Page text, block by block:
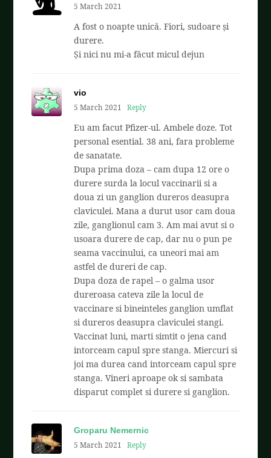
5 March 2021
A fost o noapte unică. Fiori, sudoare și
durere.
Și nici nu mi-a făcut micul dejun
vio
5 March 2021
Reply
Eu am facut Pfizer-ul. Ambele doze. Tot
personal esential. 38 ani, fara probleme
de sanatate.
Dupa prima doza – cam dupa 12 ore o
durere surda la locul vaccinarii si a
doua zi un ganglion dureros deasupra
claviculei. Mana a durut usor cam doua
zile, ganglionul cam 3. Am mai avut si o
usoara durere de cap, dar nu o pun pe
seama vaccinului, ca uneori mai am
astfel de dureri de cap.
Dupa doza de rapel – o galma usor
dureroasa cateva zile la locul de
vaccinare si bineinteles ganglion umflat
si dureros deasupra claviculei stangi.
Vaccinat luni, marti simtit o jena cand
intorceam capul spre stanga. Miercuri si
joi ma durea cand intorceam capul spre
stanga. Vineri aproape ok si sambata
disparut complet si durere si ganglion.
Groparu Nemernic
5 March 2021
Reply